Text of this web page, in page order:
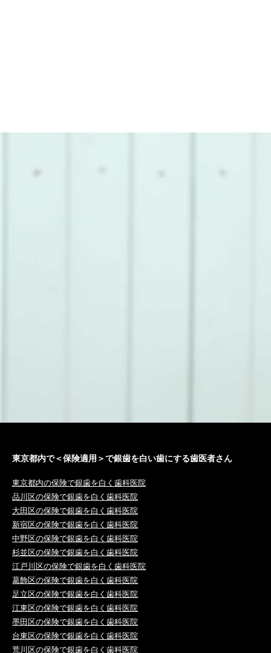
東京都内で＜保険適用＞で銀歯を白い歯にする歯医者さん
東京都内の保険で銀歯を白く歯科医院
品川区の保険で銀歯を白く歯科医院
大田区の保険で銀歯を白く歯科医院
新宿区の保険で銀歯を白く歯科医院
中野区の保険で銀歯を白く歯科医院
杉並区の保険で銀歯を白く歯科医院
江戸川区の保険で銀歯を白く歯科医院
葛飾区の保険で銀歯を白く歯科医院
足立区の保険で銀歯を白く歯科医院
江東区の保険で銀歯を白く歯科医院
墨田区の保険で銀歯を白く歯科医院
台東区の保険で銀歯を白く歯科医院
荒川区の保険で銀歯を白く歯科医院